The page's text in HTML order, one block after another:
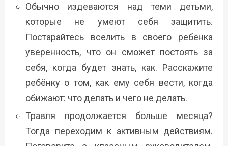
Обычно издеваются над теми детьми,
которые не умеют себя защитить.
Постарайтесь вселить в своего ребёнка
уверенность, что он сможет постоять за
себя, когда будет знать, как. Расскажите
ребёнку о том, как ему себя вести, когда
обижают: что делать и чего не делать.
Травля продолжается больше месяца?
Тогда переходим к активным действиям.